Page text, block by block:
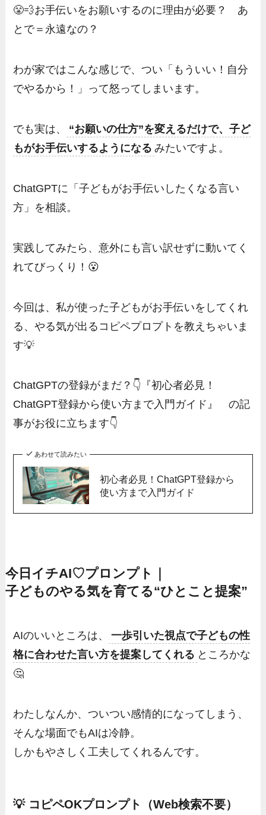
😤💨お手伝いをお願いするのに理由が必要？ あ
とで＝永遠なの？
わが家ではこんな感じで、つい「もういい！自分
でやるから！」って怒ってしまいます。
でも実は、
“お願いの仕方”を変えるだけで、子ど
もがお手伝いするようになる みたいですよ。
ChatGPTに「子どもがお手伝いしたくなる言い
方」を相談。
実践してみたら、意外にも言い訳せずに動いてく
れてびっくり！😮
今回は、私が使った子どもがお手伝いをしてくれ
る、やる気が出るコピペプロプトを教えちゃいま
す💡
ChatGPTの登録がまだ？👇『初心者必見！
ChatGPT登録から使い方まで入門ガイド』 の記
事がお役に立ちます👇
あわせて読みたい
初心者必見！ChatGPT登録から
使い方まで入門ガイド
今日イチAI♡プロンプト｜
子どものやる気を育てる“ひとこと提案”
AIのいいところは、
一歩引いた視点で子どもの性
格に合わせた言い方を提案してくれる ところかな
🤔
わたしなんか、ついつい感情的になってしまう、
そんな場面でもAIは冷静。
しかもやさしく工夫してくれるんです。
💡 コピペOKプロンプト（Web検索不要）